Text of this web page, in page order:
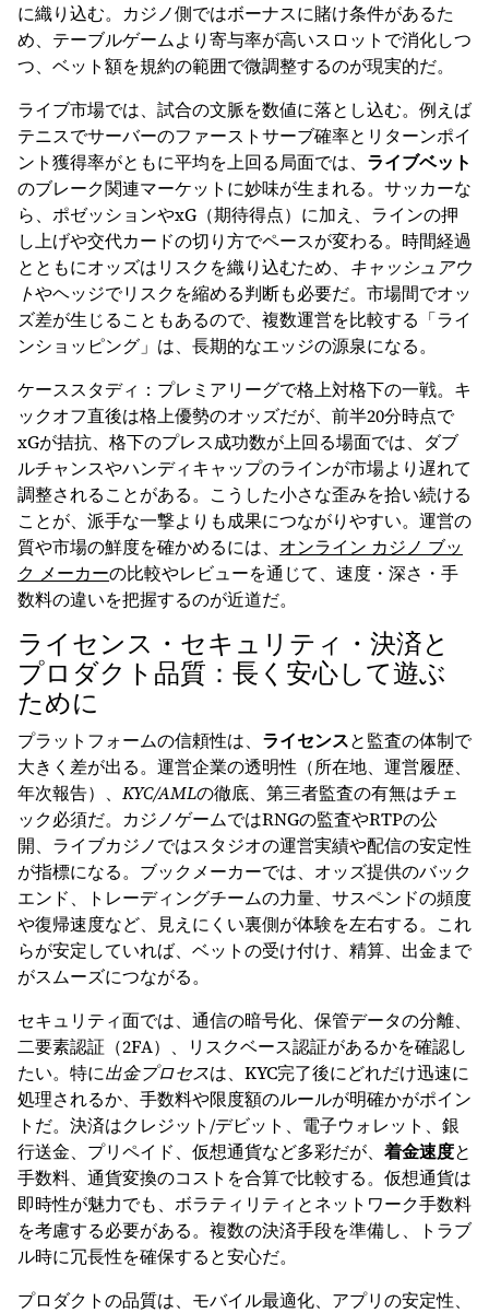
に織り込む。カジノ側ではボーナスに賭け条件があるた
め、テーブルゲームより寄与率が高いスロットで消化しつ
つ、ベット額を規約の範囲で微調整するのが現実的だ。
ライブ市場では、試合の文脈を数値に落とし込む。例えば
テニスでサーバーのファーストサーブ確率とリターンポイ
ント獲得率がともに平均を上回る局面では、 ライブベット
のブレーク関連マーケットに妙味が生まれる。サッカーな
ら、ポゼッションやxG（期待得点）に加え、ラインの押
し上げや交代カードの切り方でペースが変わる。時間経過
とともにオッズはリスクを織り込むため、 キャッシュアウ
トやヘッジでリスクを縮める判断も必要だ。市場間でオッ
ズ差が生じることもあるので、複数運営を比較する「ライ
ンショッピング」は、長期的なエッジの源泉になる。
ケーススタディ：プレミアリーグで格上対格下の一戦。キ
ックオフ直後は格上優勢のオッズだが、前半20分時点で
xGが拮抗、格下のプレス成功数が上回る場面では、ダブ
ルチャンスやハンディキャップのラインが市場より遅れて
調整されることがある。こうした小さな歪みを拾い続ける
ことが、派手な一撃よりも成果につながりやすい。運営の
質や市場の鮮度を確かめるには、 オンライン カジノ ブッ
ク メーカーの比較やレビューを通じて、速度・深さ・手
数料の違いを把握するのが近道だ。
ライセンス・セキュリティ・決済と
プロダクト品質：長く安心して遊ぶ
ために
プラットフォームの信頼性は、 ライセンスと監査の体制で
大きく差が出る。運営企業の透明性（所在地、運営履歴、
年次報告）、 KYC/AMLの徹底、第三者監査の有無はチェ
ック必須だ。カジノゲームではRNGの監査やRTPの公
開、ライブカジノではスタジオの運営実績や配信の安定性
が指標になる。ブックメーカーでは、オッズ提供のバック
エンド、トレーディングチームの力量、サスペンドの頻度
や復帰速度など、見えにくい裏側が体験を左右する。これ
らが安定していれば、ベットの受け付け、精算、出金まで
がスムーズにつながる。
セキュリティ面では、通信の暗号化、保管データの分離、
二要素認証（2FA）、リスクベース認証があるかを確認し
たい。特に出金プロセスは、KYC完了後にどれだけ迅速に
処理されるか、手数料や限度額のルールが明確かがポイン
トだ。決済はクレジット/デビット、電子ウォレット、銀
行送金、プリペイド、仮想通貨など多彩だが、 着金速度と
手数料、通貨変換のコストを合算で比較する。仮想通貨は
即時性が魅力でも、ボラティリティとネットワーク手数料
を考慮する必要がある。複数の決済手段を準備し、トラブ
ル時に冗長性を確保すると安心だ。
プロダクトの品質は、モバイル最適化、アプリの安定性、